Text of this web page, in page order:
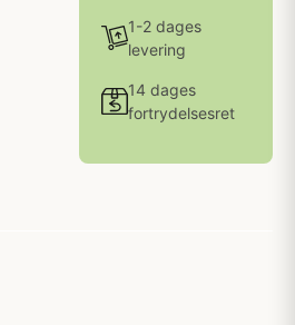
1-2 dages
levering
14 dages
fortrydelsesret